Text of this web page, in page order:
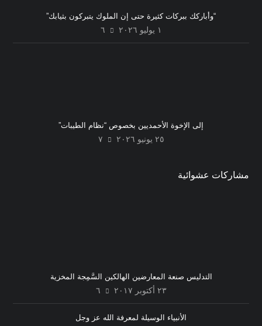
“وأباركك ببركات كثيرة حتى إن الملوك يتبركون بثيابك”
١ يوليو ٢٠٢٦ ٦
إلى الإخوة الأحمديين بخصوص “نظام الطيبات”
٢٥ يونيو ٢٠٢٦ ٧
مشاركات عشوائية
التدليس صنعة المعارضين الهالكين السَّمِجة المخزية
٢٣ أكتوبر ٢٠١٧ ٦
الأنبياء الوسيلة لمعرفة الله عز وجل